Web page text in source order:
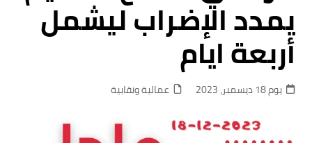
يمدد الإضراب ليشمل
أربعة ايام
يوم 18 ديسمبر، 2023 عمالية ونقابية